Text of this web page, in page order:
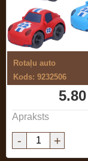
Rotaļu auto
Kods: 9232506
5.80
Apraksts
- +